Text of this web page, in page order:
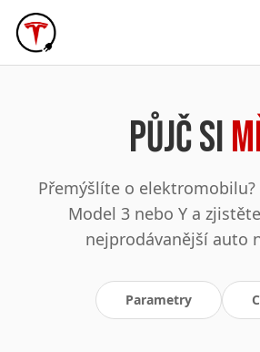
Půjč si
Přemýšlíte o elektromobilu?
Model 3 nebo Y a
nejprodávanější auto
Parametry